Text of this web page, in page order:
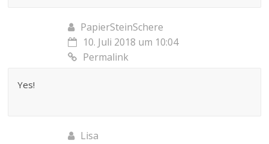
PapierSteinSchere
10. Juli 2018 um 10:04
Permalink
Yes!
Lisa